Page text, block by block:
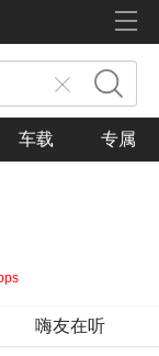
车载 专属
嗨友在听